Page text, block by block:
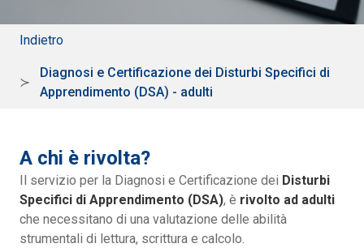
Indietro
Diagnosi e Certificazione dei Disturbi Specifici di
Apprendimento (DSA) - adulti
A chi è rivolta?
Il servizio per la Diagnosi e Certificazione dei Disturbi
Specifici di Apprendimento (DSA), è rivolto ad adulti
che necessitano di una valutazione delle abilità
strumentali di lettura, scrittura e calcolo.